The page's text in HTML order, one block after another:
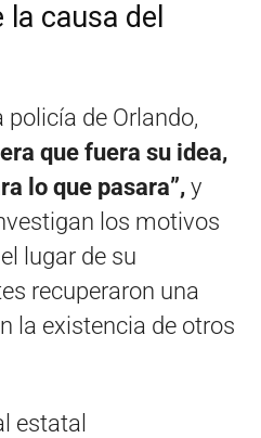
causa del
policía de Orlando,
que fuera su idea,
lo que pasara”, y
los motivos
lugar de su
recuperaron una
la existencia de otros
estatal